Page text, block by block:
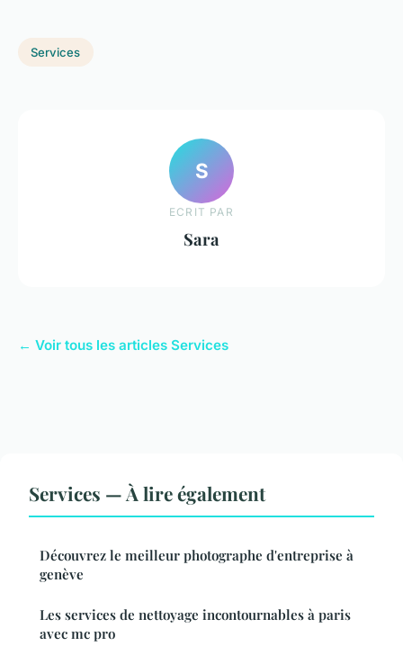
Services
S
ECRIT PAR
Sara
← Voir tous les articles Services
Services — À lire également
Découvrez le meilleur photographe d'entreprise à
genève
Les services de nettoyage incontournables à paris
avec mc pro